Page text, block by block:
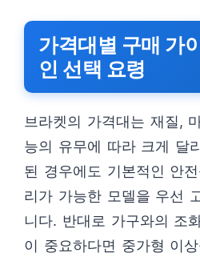
가격대별 구매 가
인 선택 요령
브라켓의 가격대는 재질,
능의 유무에 따라 크게 달
된 경우에도 기본적인 안
리가 가능한 모델을 우선
니다. 반대로 가구와의 조
이 중요하다면 중가형 이